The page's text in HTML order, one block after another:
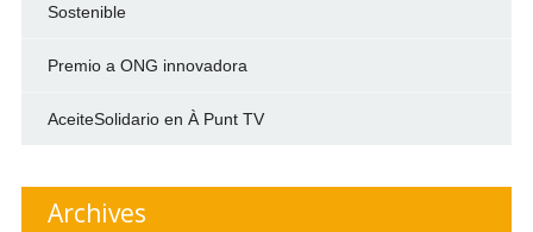
Sostenible
Premio a ONG innovadora
AceiteSolidario en À Punt TV
Archives